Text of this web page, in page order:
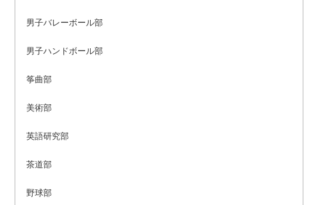
男子バレーボール部
男子ハンドボール部
筝曲部
美術部
英語研究部
茶道部
野球部